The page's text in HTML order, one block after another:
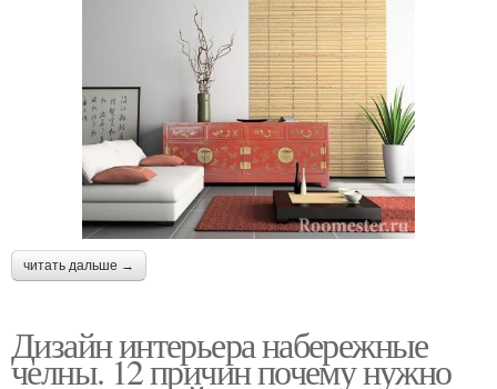
читать дальше →
Дизайн интерьера набережные
челны. 12 причин почему нужно